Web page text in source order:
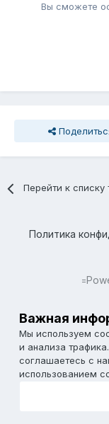
Вы сможете
Перейти к списку
Политика
=
Важная
Мы используем
и анализа
соглашаетесь с
использованием